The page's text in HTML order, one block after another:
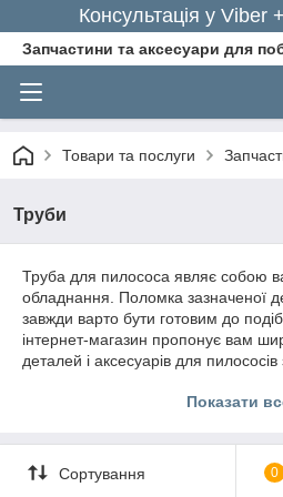
Консультація у Viber
Запчастини та аксесуари для
Товари та послуги
Труби
Труба для пилососа являє собою
обладнання. Поломка зазначеної
завжди варто бути готовим до
інтернет-магазин пропонує вам
деталей і аксесуарів для
Якісні труби для
важной составной части
Показати
Сортування 0